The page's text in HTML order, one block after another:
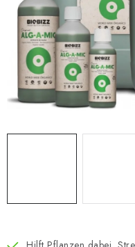
Geschäftsbewertung
Kontakt